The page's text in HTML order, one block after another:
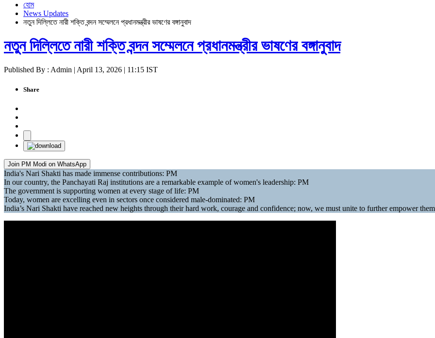
হোম
News Updates
নতুন দিল্লিতে নারী শক্তি বন্দন সম্মেলনে প্রধানমন্ত্রীর ভাষণের বঙ্গানুবাদ
নতুন দিল্লিতে নারী শক্তি বন্দন সম্মেলনে প্রধানমন্ত্রীর ভাষণের বঙ্গানুবাদ
Published By : Admin | April 13, 2026 | 11:15 IST
Share
Join PM Modi on WhatsApp
India's Nari Shakti has made immense contributions: PM
In our country, the Panchayati Raj institutions are a remarkable example of women's leadership: PM
The government is supporting women at every stage of life: PM
Today, women are excelling even in sectors once considered male-dominated: PM
India’s Nari Shakti have reached new heights through their hard work, courage and confidence; now, we must unite to further empower